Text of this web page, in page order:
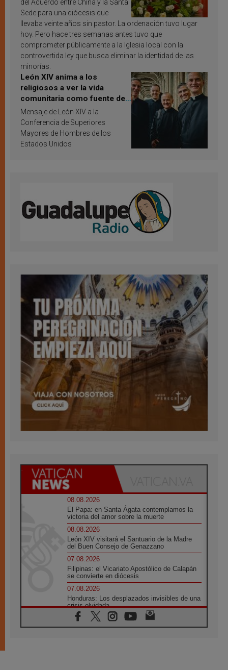
del Acuerdo entre China y la Santa
Sede para una diócesis que
llevaba veinte años sin pastor. La ordenación tuvo lugar
hoy. Pero hace tres semanas antes tuvo que
comprometer públicamente a la Iglesia local con la
controvertida ley que busca eliminar la identidad de las
minorías.
León XIV anima a los
religiosos a ver la vida
comunitaria como fuente de
inspiración y santificación
Mensaje de León XIV a la
Conferencia de Superiores
Mayores de Hombres de los
Estados Unidos
08.08.2026
El Papa: en Santa Ágata contemplamos la
victoria del amor sobre la muerte
08.08.2026
León XIV visitará el Santuario de la Madre
del Buen Consejo de Genazzano
07.08.2026
Filipinas: el Vicariato Apostólico de Calapán
se convierte en diócesis
07.08.2026
Honduras: Los desplazados invisibles de una
crisis olvidada
07.08.2026
Bokalic: "En Argentina el Papa León señalará